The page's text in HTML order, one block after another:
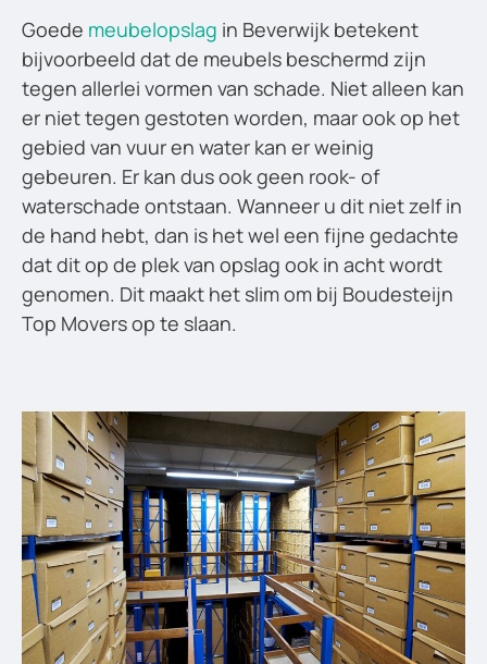
Goede meubelopslag in Beverwijk betekent
bijvoorbeeld dat de meubels beschermd zijn
tegen allerlei vormen van schade. Niet alleen kan
er niet tegen gestoten worden, maar ook op het
gebied van vuur en water kan er weinig
gebeuren. Er kan dus ook geen rook- of
waterschade ontstaan. Wanneer u dit niet zelf in
de hand hebt, dan is het wel een fijne gedachte
dat dit op de plek van opslag ook in acht wordt
genomen. Dit maakt het slim om bij Boudesteijn
Top Movers op te slaan.